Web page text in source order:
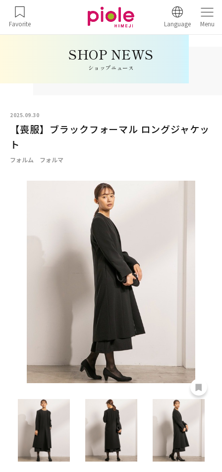
Favorite Language Menu
ショップニュース
2025.09.30
【喪服】ブラックフォーマル ロングジャケッ
ト
フォルム フォルマ